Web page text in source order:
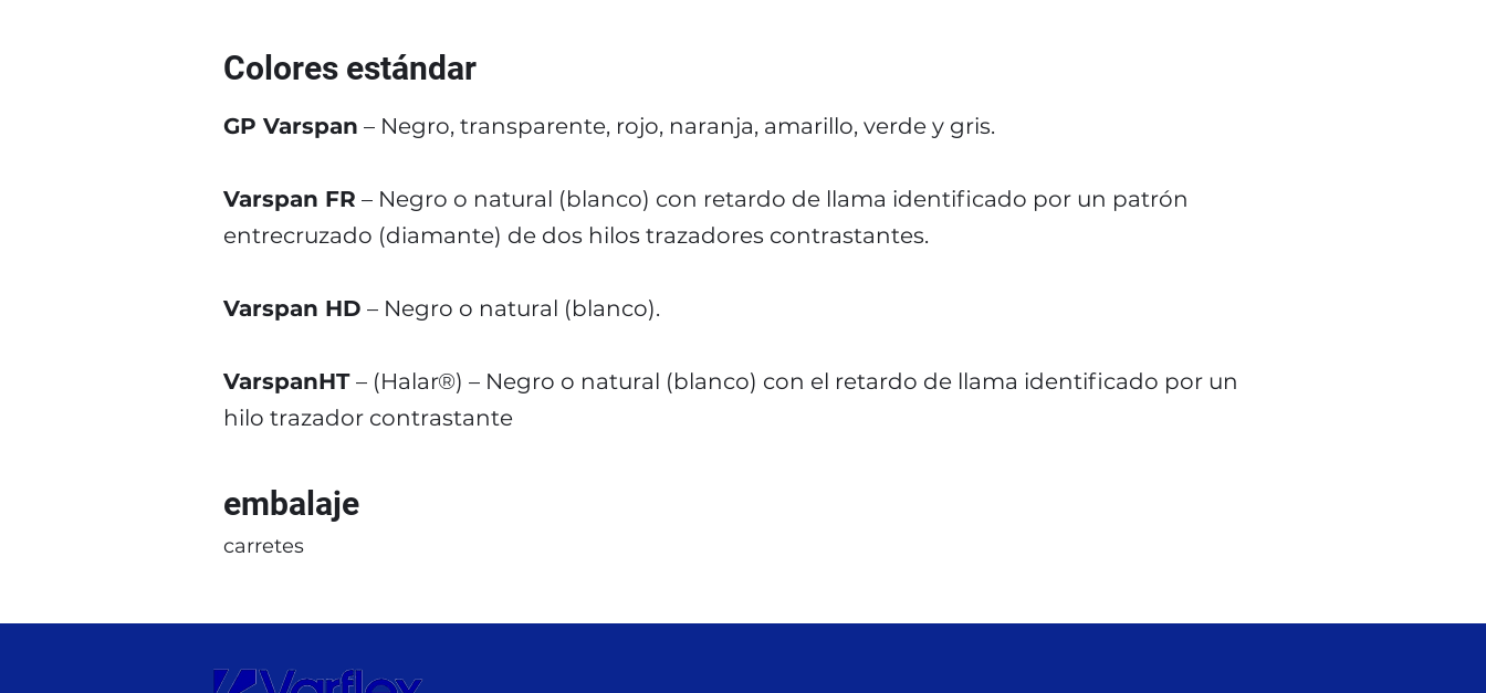
Colores estándar
GP Varspan – Negro, transparente, rojo, naranja, amarillo, verde y gris.
Varspan FR – Negro o natural (blanco) con retardo de llama identificado por un patrón
entrecruzado (diamante) de dos hilos trazadores contrastantes.
Varspan HD – Negro o natural (blanco).
VarspanHT – (Halar®) – Negro o natural (blanco) con el retardo de llama identificado por un
hilo trazador contrastante
embalaje
carretes